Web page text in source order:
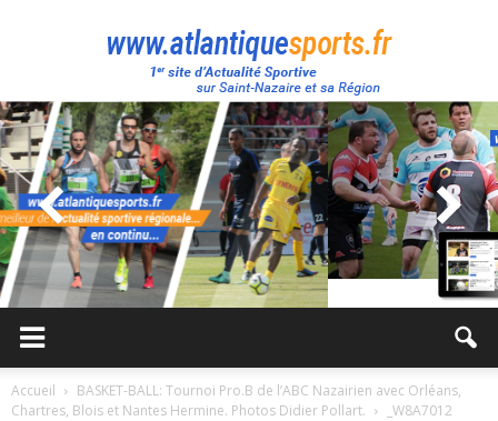
Atlantique
Sport
Accueil
BASKET-BALL: Tournoi Pro.B de l’ABC Nazairien avec Orléans,
Chartres, Blois et Nantes Hermine. Photos Didier Pollart.
_W8A7012